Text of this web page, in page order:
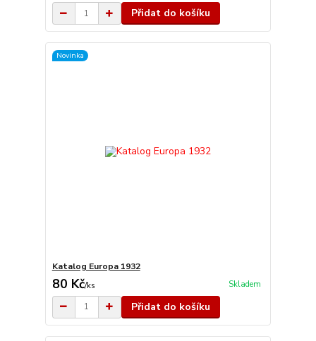
Přidat do košíku
Novinka
Katalog Europa 1932
80 Kč/ks Skladem
Přidat do košíku